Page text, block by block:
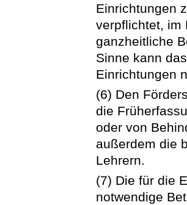
Einrichtungen
verpflichtet, im
ganzheitliche
Sinne kann
Einrichtungen
(6) Den
die
oder von
außerdem die
Lehrern.
(7) Die für die
notwendige